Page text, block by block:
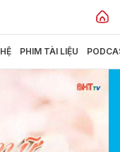
PHIM TÀI LIỆU